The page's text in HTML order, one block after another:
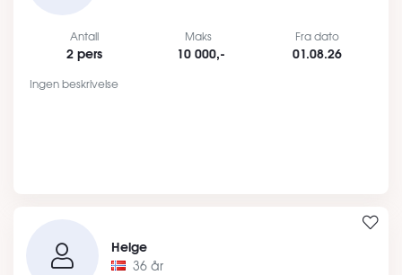
Antall
2 pers
Maks
10 000,-
Fra dato
01.08.26
Ingen beskrivelse
Helge
36 år